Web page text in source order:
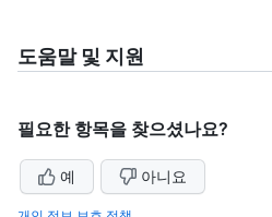
도움말 및 지원
필요한 항목을 찾으셨나요?
예 아니요